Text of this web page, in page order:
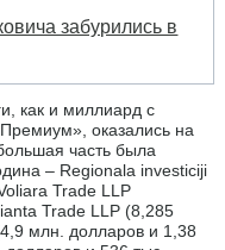
забурились в
как и миллиард с
оказались на
часть была
– Regionala investiciji
Trade LLP
Trade LLP (8,285
млн. долларов и 1,38